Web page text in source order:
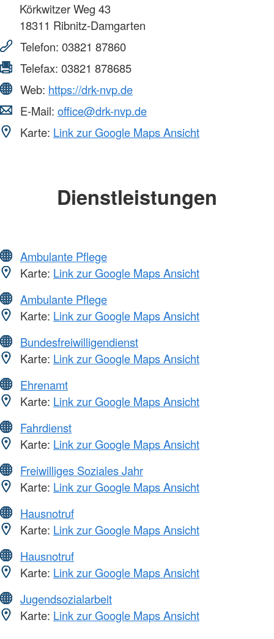
Körkwitzer Weg 43
18311 Ribnitz-Damgarten
Telefon: 03821 87860
Telefax: 03821 878685
Web: https://drk-nvp.de
E-Mail: office@drk-nvp.de
Karte: Link zur Google Maps Ansicht
Dienstleistungen
Ambulante Pflege
Karte: Link zur Google Maps Ansicht
Ambulante Pflege
Karte: Link zur Google Maps Ansicht
Bundesfreiwilligendienst
Karte: Link zur Google Maps Ansicht
Ehrenamt
Karte: Link zur Google Maps Ansicht
Fahrdienst
Karte: Link zur Google Maps Ansicht
Freiwilliges Soziales Jahr
Karte: Link zur Google Maps Ansicht
Hausnotruf
Karte: Link zur Google Maps Ansicht
Hausnotruf
Karte: Link zur Google Maps Ansicht
Jugendsozialarbeit
Karte: Link zur Google Maps Ansicht